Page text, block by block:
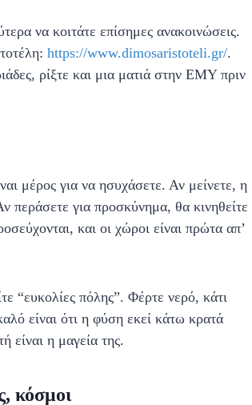
να κοιτάτε επίσημες ανακοινώσεις.
https://www.dimosaristoteli.gr/.
ρίξτε και μια ματιά στην ΕΜΥ πριν
μέρος για να ησυχάσετε. Αν μείνετε, η
περάσετε για προσκύνημα, θα κινηθείτε
και οι χώροι είναι πρώτα απ’
“ευκολίες πόλης”. Φέρτε νερό, κάτι
είναι ότι η φύση εκεί κάτω κρατά
είναι η μαγεία της.
κόσμοι